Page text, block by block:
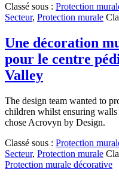
Classé sous : Protection
Secteur, Protection murale
Une décoration
pour le centre
Valley
The design team wanted to
children whilst ensuring
chose Acrovyn by Design.
Classé sous : Protection
Secteur, Protection murale
Protection murale décorative